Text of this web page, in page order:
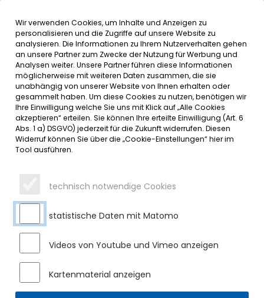
Inhalt der Seite anspringen
Informationen undMENÜ
SERVICE
30 JAHRE BEIM MARKT SULZBERG
Montag, 11.09.2023
Frau Claudia Günther durfte am 01.09.2023 ihr 30-jähriges
Am 01.09.1993 begann sie als Kinderpflegerin im Kindergarten
Hildegardis. Nach der Elternzeit ihrer beiden Kinder wechselte
sie dann 2010 zum Kindergarten Moosbach und arbeitet
seitdem dort zuverlässig und kompetent mit den ihr
anvertrauten Kindern, den Eltern und der
Gemeindeverwaltung.
Zum Jubiläumsfest gratulierte 1. Bürgermeister Gerhard Frey
Frau Günther ganz herzlich und bedankte sich mit einem
Wir verwenden Cookies, um Inhalte und Anzeigen zu
personalisieren und die Zugriffe auf unsere Website zu
analysieren. Die Informationen zu Ihrem Nutzerverhalten gehen
an unsere Partner zum Zwecke der Nutzung für Werbung und
Analysen weiter. Unsere Partner führen diese Informationen
möglicherweise mit weiteren Daten zusammen, die sie
unabhängig von unserer Website von Ihnen erhalten oder
gesammelt haben. Um diese Cookies zu nutzen, benötigen wir
Ihre Einwilligung welche Sie uns mit Klick auf „Alle Cookies
akzeptieren“ erteilen. Sie können Ihre erteilte Einwilligung (Art. 6
Abs. 1 a) DSGVO) jederzeit für die Zukunft widerrufen. Diesen
Widerruf können Sie über die „Cookie-Einstellungen“ hier im
Tool ausführen.
technisch notwendige Cookies
statistische Daten mit Matomo
Videos von Youtube und Vimeo anzeigen
Kartenmaterial anzeigen